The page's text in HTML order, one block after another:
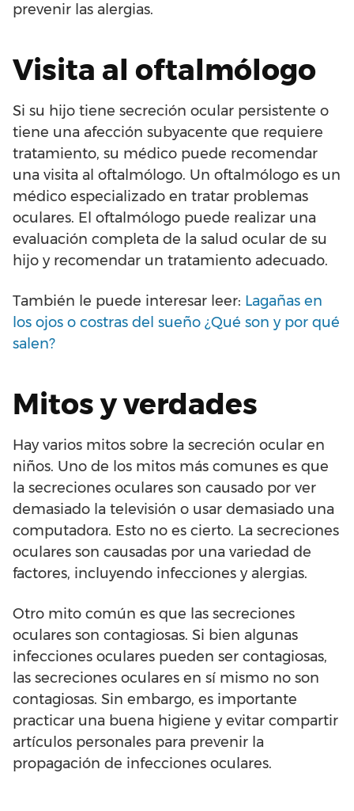
prevenir las alergias.
Visita al oftalmólogo
Si su hijo tiene secreción ocular persistente o
tiene una afección subyacente que requiere
tratamiento, su médico puede recomendar
una visita al oftalmólogo. Un oftalmólogo es un
médico especializado en tratar problemas
oculares. El oftalmólogo puede realizar una
evaluación completa de la salud ocular de su
hijo y recomendar un tratamiento adecuado.
También le puede interesar leer: Lagañas en
los ojos o costras del sueño ¿Qué son y por qué
salen?
Mitos y verdades
Hay varios mitos sobre la secreción ocular en
niños. Uno de los mitos más comunes es que
la secreciones oculares son causado por ver
demasiado la televisión o usar demasiado una
computadora. Esto no es cierto. La secreciones
oculares son causadas por una variedad de
factores, incluyendo infecciones y alergias.
Otro mito común es que las secreciones
oculares son contagiosas. Si bien algunas
infecciones oculares pueden ser contagiosas,
las secreciones oculares en sí mismo no son
contagiosas. Sin embargo, es importante
practicar una buena higiene y evitar compartir
artículos personales para prevenir la
propagación de infecciones oculares.